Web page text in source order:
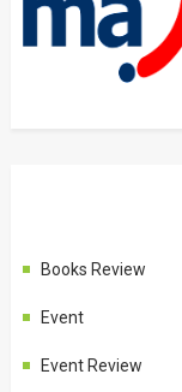
Books Review
Event
Event Review